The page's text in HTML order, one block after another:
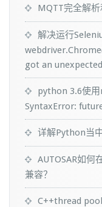
MQTT完全解
解决运行
got an
python 3.6使
SyntaxError:
详解Python当
AUTOSAR如何
兼容？
C++thread